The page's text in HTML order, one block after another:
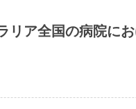
リア全国の病院に